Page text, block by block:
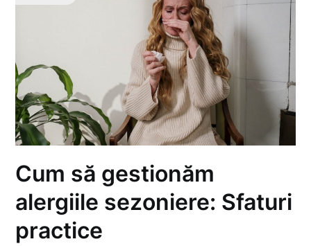
Cum să gestionăm
alergiile sezoniere: Sfaturi
practice